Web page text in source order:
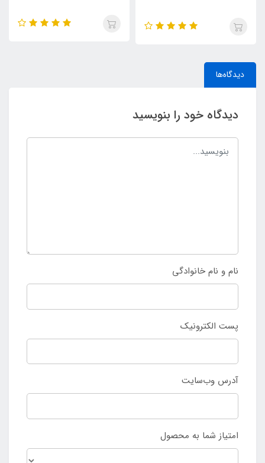
دیدگاه‌ها
دیدگاه خود را بنویسید
نام و نام خانوادگی
پست الکترونیک
آدرس وب‌سایت
امتیاز شما به محصول